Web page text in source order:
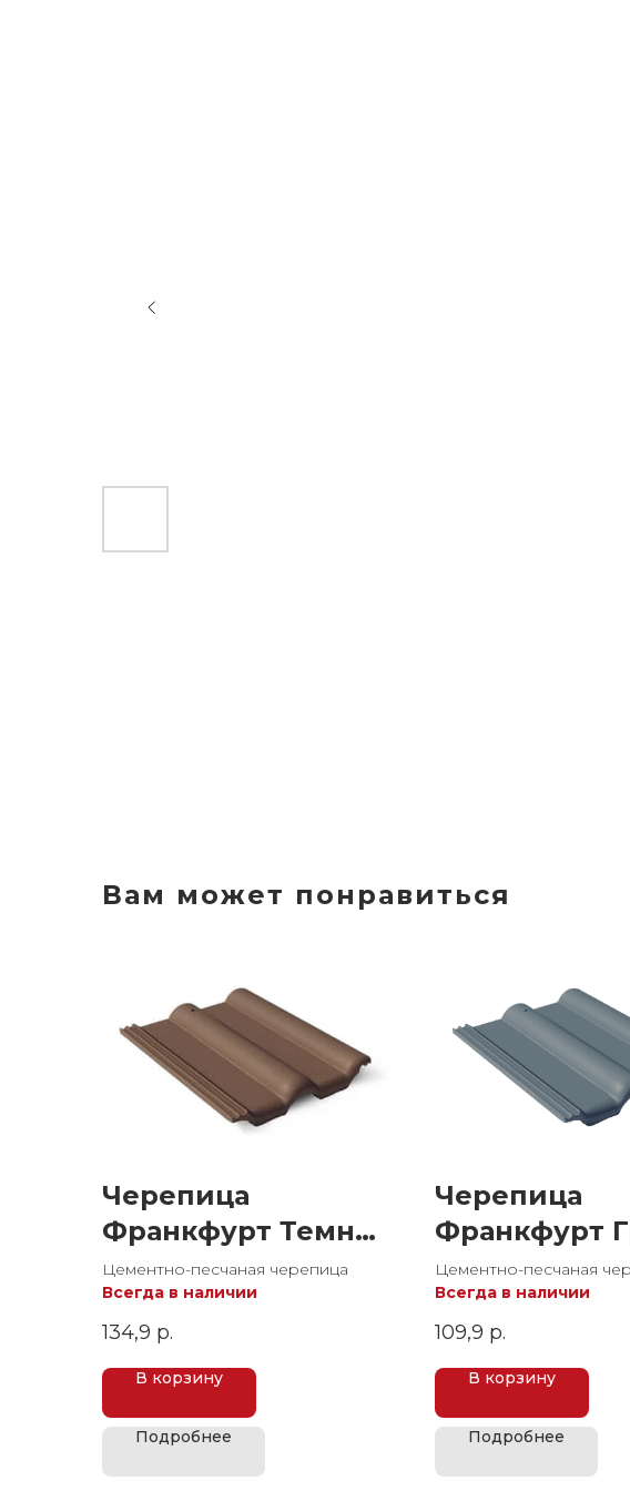
Вам может понравиться
Черепица
Франкфурт Темно-
коричневая
Цементно-песчаная черепица
Всегда в наличии
134,9 р.
В корзину
Подробнее
Черепица
Франкфурт
Цементно-песчаная
Всегда в наличии
109,9 р.
В корзину
Подробнее